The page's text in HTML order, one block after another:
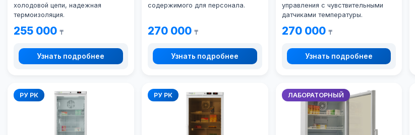
холодовой цепи, надежная
термоизоляция.
255 000 ₸
Узнать подробнее
содержимого для персонала.
270 000 ₸
Узнать подробнее
управления с чувствительными
датчиками температуры.
270 000 ₸
Узнать подробнее
РУ РК РУ РК ЛАБОРАТОРНЫЙ